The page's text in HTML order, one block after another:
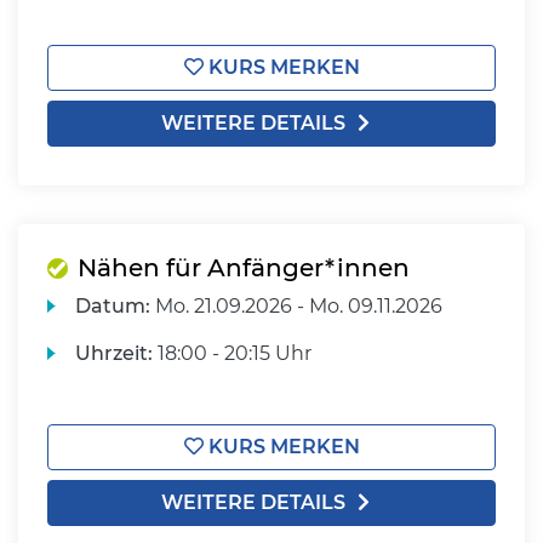
KURS MERKEN
WEITERE DETAILS
Nähen für Anfänger*innen
Datum: Mo. 21.09.2026 - Mo. 09.11.2026
Uhrzeit: 18:00 - 20:15 Uhr
KURS MERKEN
WEITERE DETAILS